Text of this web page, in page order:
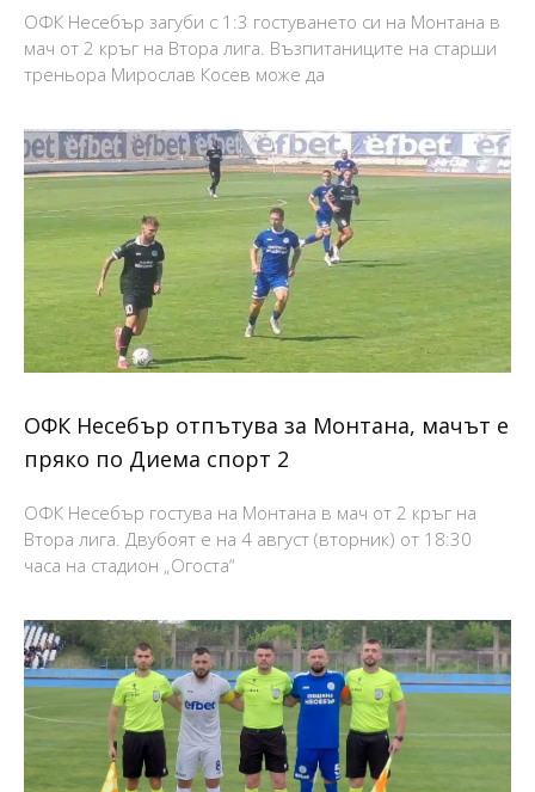
ОФК Несебър загуби с 1:3 гостуването си на Монтана в
мач от 2 кръг на Втора лига. Възпитаниците на старши
треньора Мирослав Косев може да
ОФК Несебър отпътува за Монтана, мачът е
пряко по Диема спорт 2
ОФК Несебър гостува на Монтана в мач от 2 кръг на
Втора лига. Двубоят е на 4 август (вторник) от 18:30
часа на стадион „Огоста“